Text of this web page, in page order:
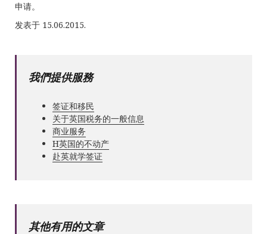
申请。
发表于 15.06.2015.
我們提供服務
签证和移民
关于英国税务的一般信息
商业服务
Н英国的不动产
赴英就学签证
其他有用的文章